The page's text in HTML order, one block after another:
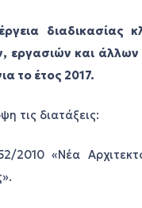
διαδικασίας
εργασιών και
το έτος 2017.
τις διατάξεις:
2010 «Νέα